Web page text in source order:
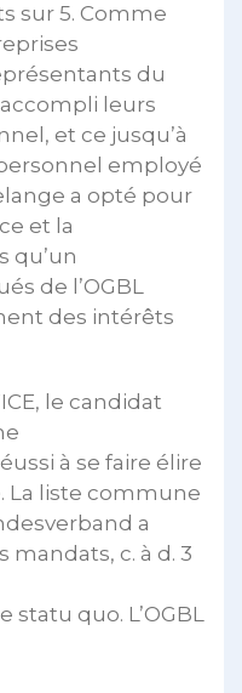
sur 5. Comme
du
leurs
et ce jusqu’à
employé
a opté pour
et la
qu’un
de l’OGBL
des intérêts
le candidat
à se faire élire
La liste commune
a
mandats, c. à d. 3
statu quo. L’OGBL